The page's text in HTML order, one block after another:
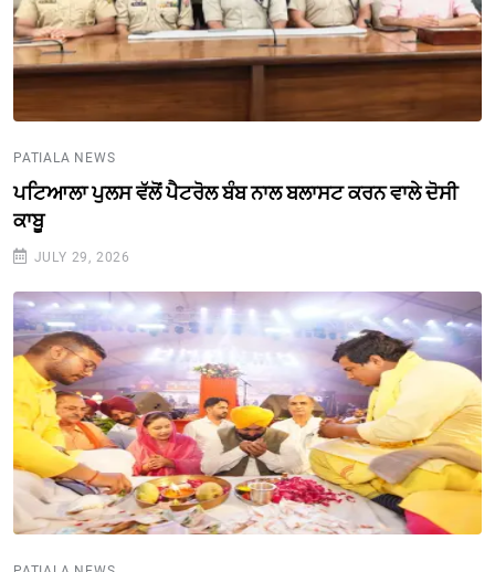
PATIALA NEWS
ਪਟਿਆਲਾ ਪੁਲਸ ਵੱਲੋਂ ਪੈਟਰੋਲ ਬੰਬ ਨਾਲ ਬਲਾਸਟ ਕਰਨ ਵਾਲੇ ਦੋਸੀ
ਕਾਬੂ
JULY 29, 2026